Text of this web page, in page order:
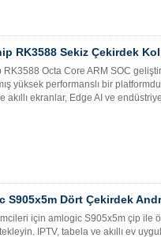
RK3588 Sekiz Çekirdek
RK3588 Octa Core ARM SOC
yüksek performanslı bir
akıllı ekranlar, Edge AI ve
S905x5m Dört Çekirdek
için amlogic S905x5m çip ile
IPTV, tabela ve akıllı ev